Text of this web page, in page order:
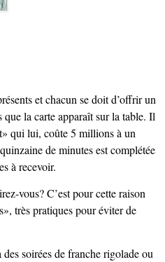
et chacun se doit d’offrir un
la carte apparaît sur la table. Il
qui lui, coûte 5 millions à un
de minutes est complétée
à recevoir.
vous? C’est pour cette raison
très pratiques pour éviter de
soirées de franche rigolade ou